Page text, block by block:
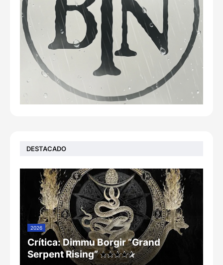
DESTACADO
2026
Crítica: Dimmu Borgir “Grand
Serpent Rising”